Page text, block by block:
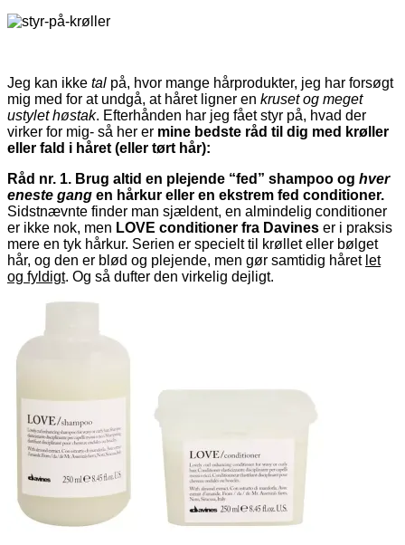
Jeg kan ikke tal på, hvor mange hårprodukter, jeg har forsøgt
mig med for at undgå, at håret ligner en kruset og meget
ustylet høstak. Efterhånden har jeg fået styr på, hvad der
virker for mig- så her er mine bedste råd til dig med krøller
eller fald i håret (eller tørt hår):
Råd nr. 1. Brug altid en plejende “fed” shampoo og hver
eneste gang en hårkur eller en ekstrem fed conditioner.
Sidstnævnte finder man sjældent, en almindelig conditioner
er ikke nok, men LOVE conditioner fra Davines er i praksis
mere en tyk hårkur. Serien er specielt til krøllet eller bølget
hår, og den er blød og plejende, men gør samtidig håret let
og fyldigt. Og så dufter den virkelig dejligt.